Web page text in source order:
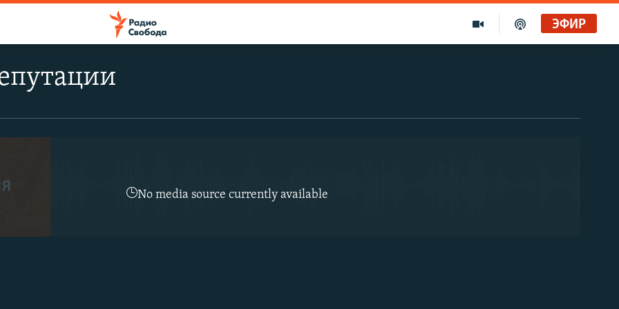
ЭФИР
No media source currently available